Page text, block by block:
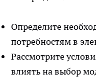
Определите
потребностям в
Рассмотрите
влиять на выбор